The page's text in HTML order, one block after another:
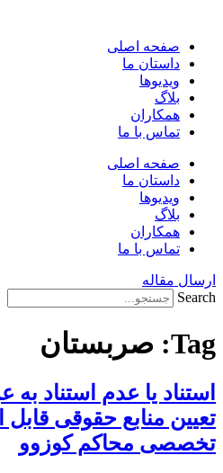
محتوا
صفحه اصلی
داستان ما
ویدیوها
بلاگ
همکاران
تماس با ما
صفحه اصلی
داستان ما
ویدیوها
بلاگ
همکاران
تماس با ما
ارسال مقاله
Search
Tag: صربستان
استناد یا عدم استناد
تعیین منابع حقوقی
تخصصی محاکم کوزوو